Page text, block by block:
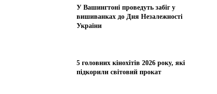
У Вашингтоні проведуть забіг у
вишиванках до Дня Незалежності
України
5 головних кінохітів 2026 року, які
підкорили світовий прокат